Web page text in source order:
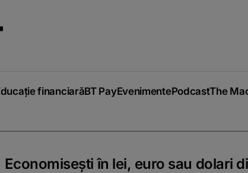
financiarăBT PayEvenimentePodcastThe
Economisești în lei, euro sau dolari